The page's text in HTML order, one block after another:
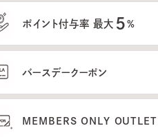
ポイント付与率 最大 %
バースデークーポン
MEMBERS ONLY OUTLETのご